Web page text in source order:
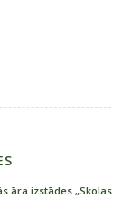
āra izstādes